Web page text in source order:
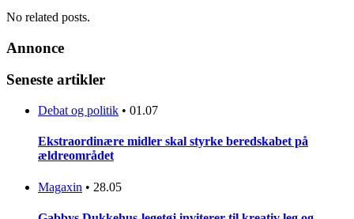
No related posts.
Annonce
Seneste artikler
Debat og politik • 01.07
Ekstraordinære midler skal styrke beredskabet på
ældreområdet
Magaxin • 28.05